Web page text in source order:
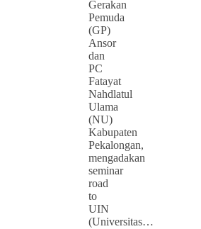
Gerakan
Pemuda
(GP)
Ansor
dan
PC
Fatayat
Nahdlatul
Ulama
(NU)
Kabupaten
Pekalongan,
mengadakan
seminar
road
to
UIN
(Universitas…